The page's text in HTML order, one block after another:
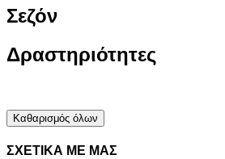
Σεζόν
Δραστηριότητες
Καθαρισμός όλων
ΣΧΕΤΙΚΑ ΜΕ ΜΑΣ